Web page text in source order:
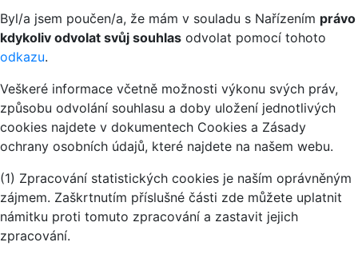
Byl/a jsem poučen/a, že mám v souladu s Nařízením právo
kdykoliv odvolat svůj souhlas odvolat pomocí tohoto
odkazu.
Veškeré informace včetně možnosti výkonu svých práv,
způsobu odvolání souhlasu a doby uložení jednotlivých
cookies najdete v dokumentech Cookies a Zásady
ochrany osobních údajů, které najdete na našem webu.
(1) Zpracování statistických cookies je naším oprávněným
zájmem. Zaškrtnutím příslušné části zde můžete uplatnit
námitku proti tomuto zpracování a zastavit jejich
zpracování.